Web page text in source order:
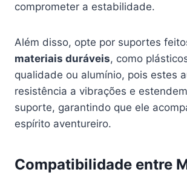
comprometer a estabilidade.
Além disso, opte por suportes
materiais duráveis, como
qualidade ou alumínio, pois estes
resistência a vibrações e
suporte, garantindo que ele
espírito aventureiro.
Compatibilidade entre